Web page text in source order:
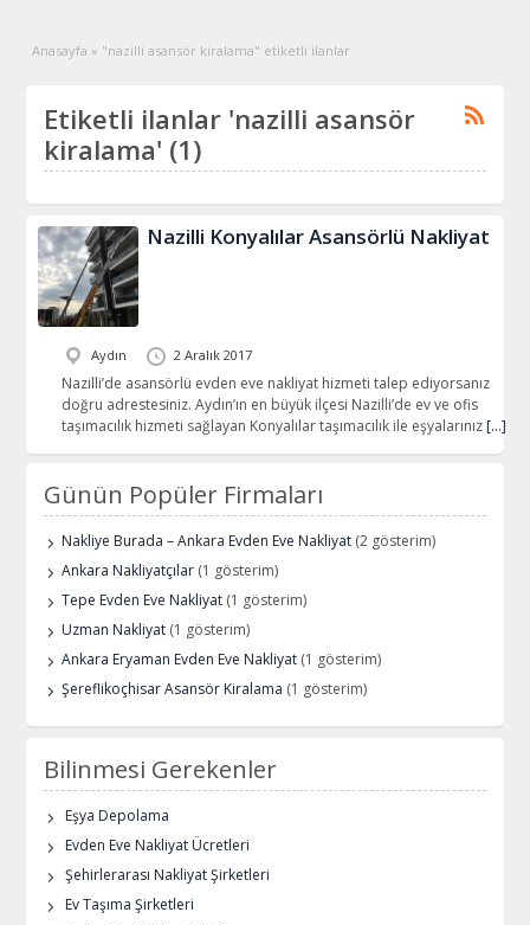
Anasayfa » "nazilli asansör kiralama" etiketli ilanlar
Etiketli ilanlar 'nazilli asansör
kiralama' (1)
Nazilli Konyalılar Asansörlü Nakliyat
Aydın 2 Aralık 2017
Nazilli’de asansörlü evden eve nakliyat hizmeti talep ediyorsanız
doğru adrestesiniz. Aydın’ın en büyük ilçesi Nazilli’de ev ve ofis
taşımacılık hizmeti sağlayan Konyalılar taşımacılık ile eşyalarınız […]
Günün Popüler Firmaları
Nakliye Burada – Ankara Evden Eve Nakliyat (2 gösterim)
Ankara Nakliyatçılar (1 gösterim)
Tepe Evden Eve Nakliyat (1 gösterim)
Uzman Nakliyat (1 gösterim)
Ankara Eryaman Evden Eve Nakliyat (1 gösterim)
Şereflikoçhisar Asansör Kiralama (1 gösterim)
Bilinmesi Gerekenler
Eşya Depolama
Evden Eve Nakliyat Ücretleri
Şehirlerarası Nakliyat Şirketleri
Ev Taşıma Şirketleri